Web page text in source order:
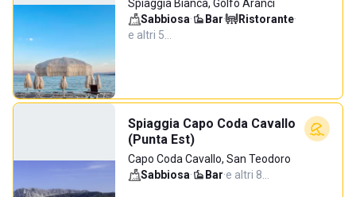
Spiaggia Bianca, Golfo Aranci
Sabbiosa· Bar· Ristorante·
e altri 5…
Spiaggia Capo Coda Cavallo
(Punta Est)
Capo Coda Cavallo, San Teodoro
Sabbiosa· Bar·e altri 8…